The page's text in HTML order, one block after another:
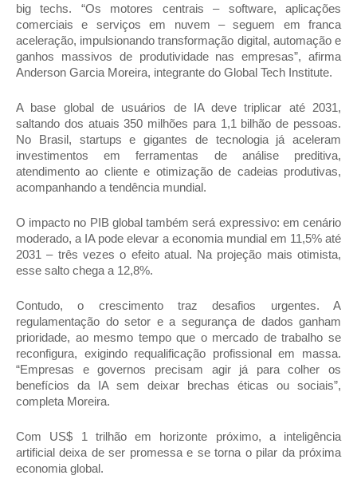
big techs. “Os motores centrais – software, aplicações
comerciais e serviços em nuvem – seguem em franca
aceleração, impulsionando transformação digital, automação e
ganhos massivos de produtividade nas empresas”, afirma
Anderson Garcia Moreira, integrante do Global Tech Institute.
A base global de usuários de IA deve triplicar até 2031,
saltando dos atuais 350 milhões para 1,1 bilhão de pessoas.
No Brasil, startups e gigantes de tecnologia já aceleram
investimentos em ferramentas de análise preditiva,
atendimento ao cliente e otimização de cadeias produtivas,
acompanhando a tendência mundial.
O impacto no PIB global também será expressivo: em cenário
moderado, a IA pode elevar a economia mundial em 11,5% até
2031 – três vezes o efeito atual. Na projeção mais otimista,
esse salto chega a 12,8%.
Contudo, o crescimento traz desafios urgentes. A
regulamentação do setor e a segurança de dados ganham
prioridade, ao mesmo tempo que o mercado de trabalho se
reconfigura, exigindo requalificação profissional em massa.
“Empresas e governos precisam agir já para colher os
benefícios da IA sem deixar brechas éticas ou sociais”,
completa Moreira.
Com US$ 1 trilhão em horizonte próximo, a inteligência
artificial deixa de ser promessa e se torna o pilar da próxima
economia global.